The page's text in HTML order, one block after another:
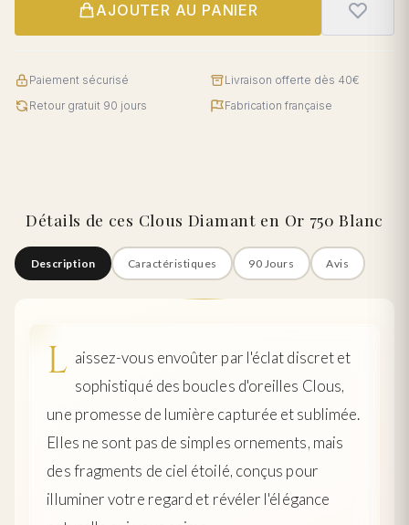
AJOUTER AU PANIER
Paiement sécurisé
Livraison offerte dès 40€
Retour gratuit 90 jours
Fabrication française
Détails de ces Clous Diamant en Or 750 Blanc
Description Caractéristiques 90 Jours Avis
L aissez-vous envoûter par l'éclat discret et
sophistiqué des boucles d'oreilles Clous,
une promesse de lumière capturée et sublimée.
Elles ne sont pas de simples ornements, mais
des fragments de ciel étoilé, conçus pour
illuminer votre regard et révéler l'élégance